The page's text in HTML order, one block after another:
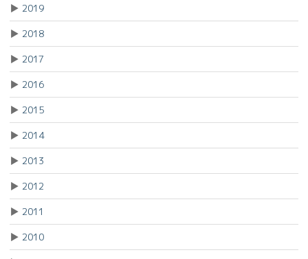
▶ 2019
▶ 2018
▶ 2017
▶ 2016
▶ 2015
▶ 2014
▶ 2013
▶ 2012
▶ 2011
▶ 2010